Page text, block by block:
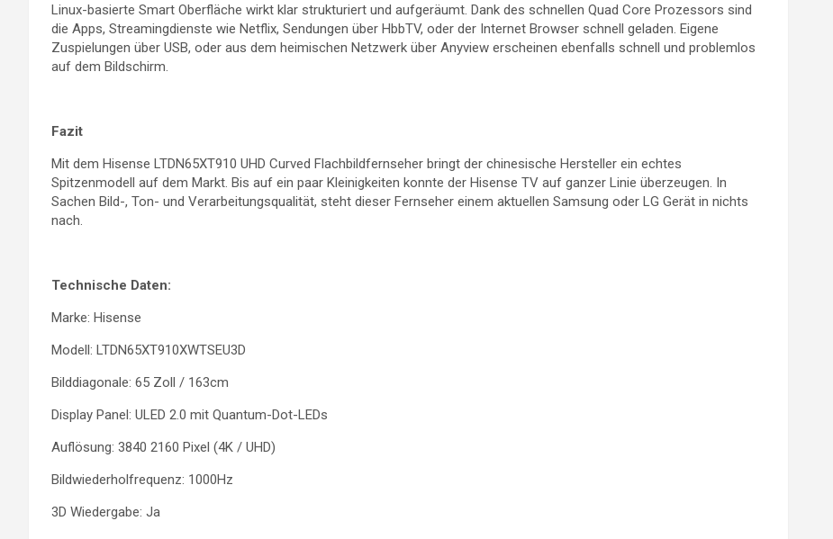
Linux-basierte Smart Oberfläche wirkt klar strukturiert und aufgeräumt. Dank des schnellen Quad Core Prozessors sind
die Apps, Streamingdienste wie Netflix, Sendungen über HbbTV, oder der Internet Browser schnell geladen. Eigene
Zuspielungen über USB, oder aus dem heimischen Netzwerk über Anyview erscheinen ebenfalls schnell und problemlos
auf dem Bildschirm.
Fazit
Mit dem Hisense LTDN65XT910 UHD Curved Flachbildfernseher bringt der chinesische Hersteller ein echtes
Spitzenmodell auf dem Markt. Bis auf ein paar Kleinigkeiten konnte der Hisense TV auf ganzer Linie überzeugen. In
Sachen Bild-, Ton- und Verarbeitungsqualität, steht dieser Fernseher einem aktuellen Samsung oder LG Gerät in nichts
nach.
Technische Daten:
Marke: Hisense
Modell: LTDN65XT910XWTSEU3D
Bilddiagonale: 65 Zoll / 163cm
Display Panel: ULED 2.0 mit Quantum-Dot-LEDs
Auflösung: 3840 2160 Pixel (4K / UHD)
Bildwiederholfrequenz: 1000Hz
3D Wiedergabe: Ja